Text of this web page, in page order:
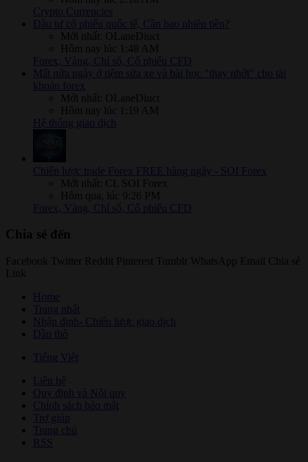
Crypto Currencies
Đầu tư cổ phiếu quốc tế, Cần bao nhiêu tiền?
Mới nhất: OLaneDiuct
Hôm nay lúc 1:48 AM
Forex, Vàng, Chỉ số, Cổ phiếu CFD
Mất nửa ngày ở tiệm sửa xe và bài học "thay nhớt" cho tài
khoản forex
Mới nhất: OLaneDiuct
Hôm nay lúc 1:19 AM
Hệ thống giao dịch
Chiến lược trade Forex FREE hàng ngày - SOI Forex
Mới nhất: CL SOI Forex
Hôm qua, lúc 9:26 PM
Forex, Vàng, Chỉ số, Cổ phiếu CFD
Chia sẻ đến
Facebook Twitter Reddit Pinterest Tumblr WhatsApp Email
Chia sẻ
Link
Home
Trang nhất
Nhận định- Chiến lược giao dịch
Dầu thô
Tiếng Việt
Liên hệ
Quy định và Nội quy
Chính sách bảo mật
Trợ giúp
Trang chủ
RSS